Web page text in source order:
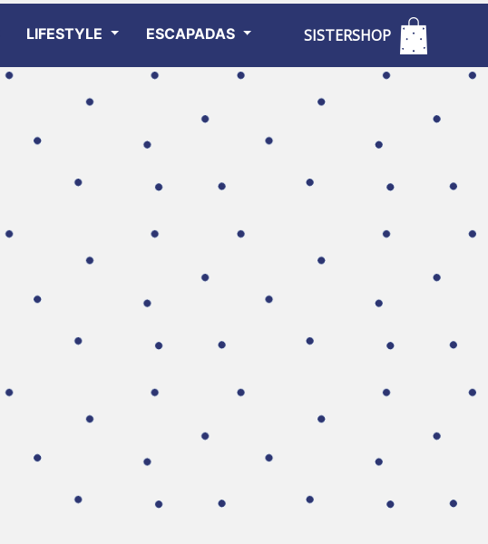
LIFESTYLE ESCAPADAS SISTERSHOP